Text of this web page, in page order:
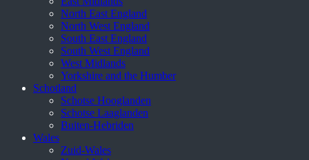
North East England
North West England
South East England
South West England
West Midlands
Yorkshire and the Humber
Schotland
Schotse Hooglanden
Schotse Laaglanden
Buiten-Hebriden
Wales
Zuid-Wales